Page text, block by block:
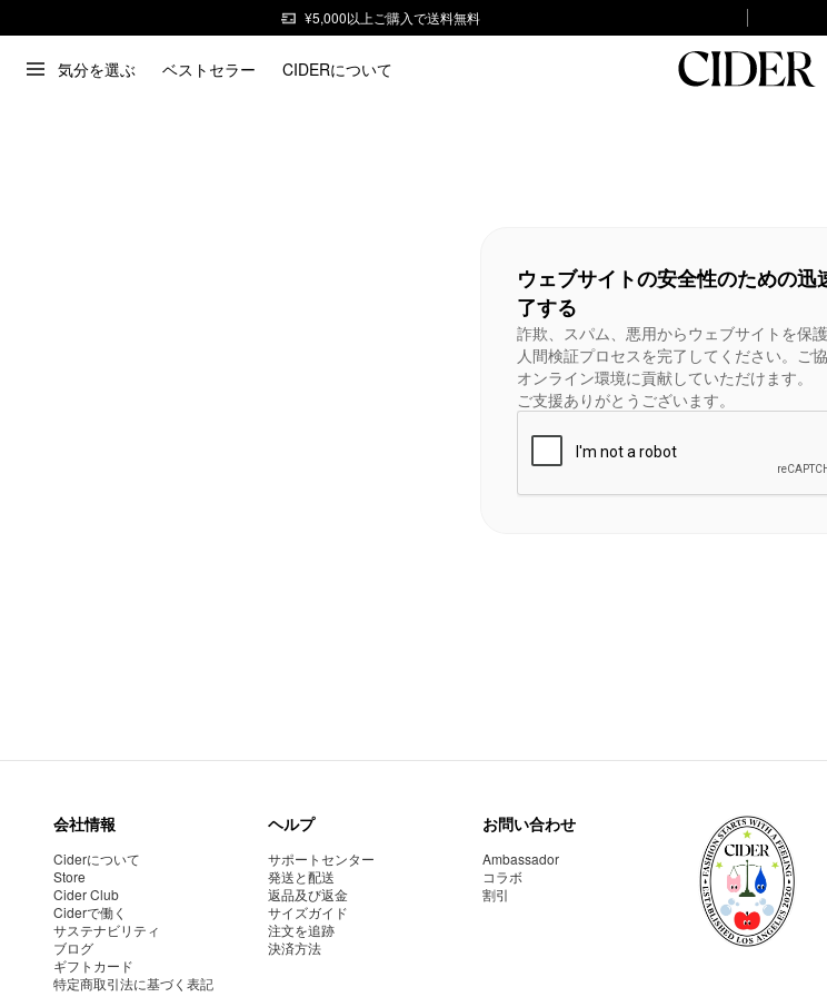
¥5,000以上ご購入で送料無料
気分を選ぶ ベストセラー CIDERについて
ウェブサイトの安全性のための迅
了する
詐欺、スパム、悪用からウェブサイトを保
人間検証プロセスを完了してください。ご
オンライン環境に貢献していただけます。
ご支援ありがとうございます。
会社情報
Ciderについて
Store
Cider Club
Ciderで働く
サステナビリティ
ブログ
ギフトカード
特定商取引法に基づく表記
ヘルプ
サポートセンター
発送と配送
返品及び返金
サイズガイド
注文を追跡
決済方法
お問い合わせ
Ambassador
コラボ
割引